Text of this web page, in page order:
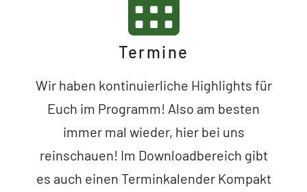
Termine
Wir haben kontinuierliche Highlights für
Euch im Programm! Also am besten
immer mal wieder, hier bei uns
reinschauen! Im Downloadbereich gibt
es auch einen Terminkalender Kompakt